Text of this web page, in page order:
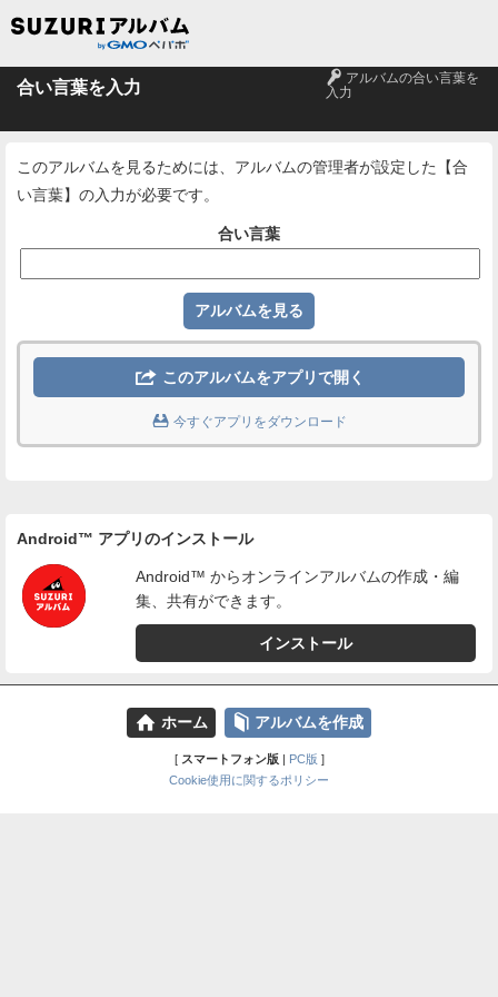
合い言葉を入力 🔑 アルバムの合い言葉を
入力
このアルバムを見るためには、アルバムの管理者が設定した【合
い言葉】の入力が必要です。
合い言葉
 このアルバムをアプリで開く
 今すぐアプリをダウンロード
Android™ アプリのインストール
Android™ からオンラインアルバムの作成・編
集、共有ができます。
インストール
⌂ ホーム 📕 アルバムを作成
[ スマートフォン版| PC版 ]
Cookie使用に関するポリシー